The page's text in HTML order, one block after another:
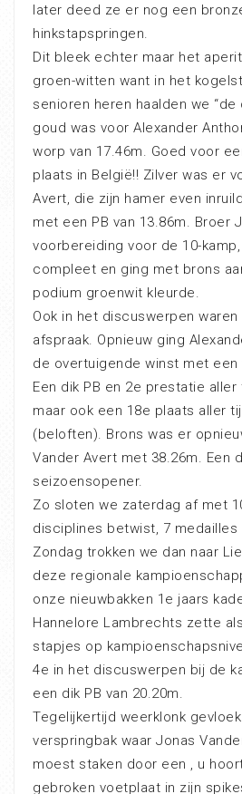
later deed ze er nog een
hinkstapspringen.
Dit bleek echter maar het
groen-witten want in het
senioren heren haalden we
goud was voor Alexander
worp van 17.46m. Goed voor
plaats in België!! Zilver was er
Avert, die zijn hamer even
met een PB van 13.86m. Broer
voorbereiding voor de 10-
compleet en ging met brons
podium groenwit kleurde.
Ook in het discuswerpen
afspraak. Opnieuw ging
de overtuigende winst met een
Een dik PB en 2e prestatie
maar ook een 18e plaats aller
(beloften). Brons was er
Vander Avert met 38.26m. Een
seizoensopener.
Zo sloten we zaterdag af met
disciplines betwist, 7 medailles
Zondag trokken we dan naar
deze regionale
onze nieuwbakken 1e jaars
Hannelore Lambrechts zette
stapjes op
4e in het discuswerpen bij de
een dik PB van 20.20m.
Tegelijkertijd weerklonk
verspringbak waar Jonas
moest staken door een , u
gebroken voetplaat in zijn